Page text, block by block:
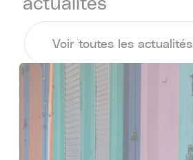
Voir toutes les actualités